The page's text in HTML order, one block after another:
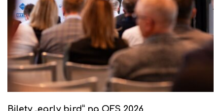
Bilety „early bird” na OFS 2026